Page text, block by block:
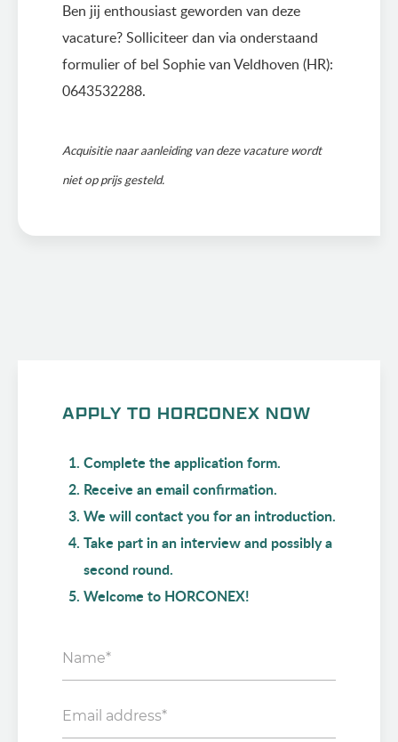
Ben jij enthousiast geworden van deze
vacature? Solliciteer dan via onderstaand
formulier of bel Sophie van Veldhoven (HR):
0643532288.
Acquisitie naar aanleiding van deze vacature wordt
niet op prijs gesteld.
APPLY TO HORCONEX NOW
Complete the application form.
Receive an email confirmation.
We will contact you for an introduction.
Take part in an interview and possibly a
second round.
Welcome to HORCONEX!